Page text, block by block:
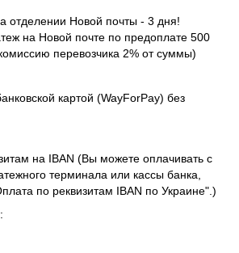
отделении Новой почты - 3 дня!
на Новой почте по предоплате 500
перевозчика 2% от суммы)
картой (WayForPay) без
на IBAN (Вы можете оплачивать с
терминала или кассы банка,
по реквизитам IBAN по Украине".)